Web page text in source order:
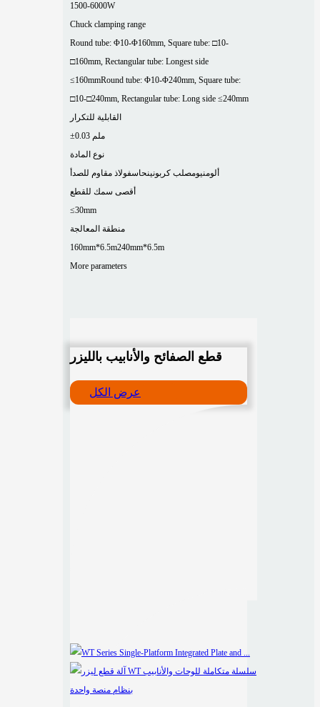
1500-6000W
Chuck clamping range
Round tube: Φ10-Φ160mm, Square tube: □10-
□160mm, Rectangular tube: Longest side
≤160mmRound tube: Φ10-Φ240mm, Square tube:
□10-□240mm, Rectangular tube: Long side ≤240mm
القابلية للتكرار
±0.03 ملم
نوع المادة
ألومنيومصلب كربونينحاسفولاذ مقاوم للصدأ
أقصى سمك للقطع
≤30mm
منطقة المعالجة
160mm*6.5m240mm*6.5m
More parameters
قطع الصفائح والأنابيب بالليزر
عرض الكل